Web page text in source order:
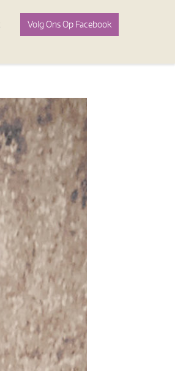
Volg Ons Op Facebook